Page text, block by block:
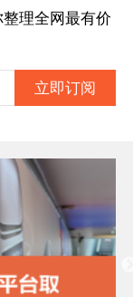
理全网最有价
立即订阅